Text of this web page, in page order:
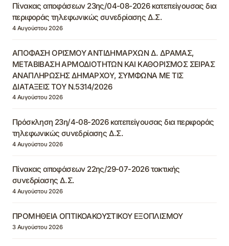
Πίνακας αποφάσεων 23ης/04-08-2026 κατεπείγουσας δια
περιφοράς τηλεφωνικώς συνεδρίασης Δ.Σ.
4 Αυγούστου 2026
ΑΠΟΦΑΣΗ ΟΡΙΣΜΟΥ ΑΝΤΙΔΗΜΑΡΧΩΝ Δ. ΔΡΑΜΑΣ,
ΜΕΤΑΒΙΒΑΣΗ ΑΡΜΟΔΙΟΤΗΤΩΝ ΚΑΙ ΚΑΘΟΡΙΣΜΟΣ ΣΕΙΡΑΣ
ΑΝΑΠΛΗΡΩΣΗΣ ΔΗΜΑΡΧΟΥ, ΣΥΜΦΩΝΑ ΜΕ ΤΙΣ
ΔΙΑΤΑΞΕΙΣ ΤΟΥ Ν.5314/2026
4 Αυγούστου 2026
Πρόσκληση 23η/4-08-2026 κατεπείγουσας δια περιφοράς
τηλεφωνικώς συνεδρίασης Δ.Σ.
4 Αυγούστου 2026
Πίνακας αποφάσεων 22ης/29-07-2026 τακτικής
συνεδρίασης Δ.Σ.
4 Αυγούστου 2026
ΠΡΟΜΗΘΕΙΑ ΟΠΤΙΚΟΑΚΟΥΣΤΙΚΟΥ ΕΞΟΠΛΙΣΜΟΥ
3 Αυγούστου 2026